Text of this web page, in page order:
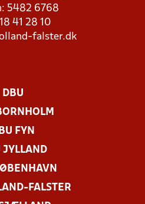
5482 6768
41 28 10
falster.dk
DBU
FYN
JYLLAND
FALSTER